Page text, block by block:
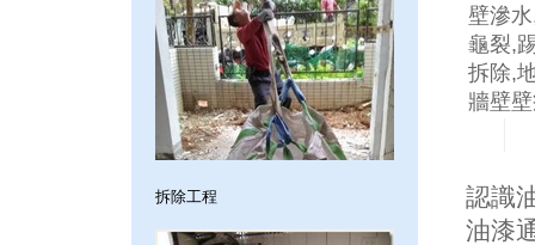
拆除工程
壁滲
龜裂,
拆除,
牆壁
認識
油漆